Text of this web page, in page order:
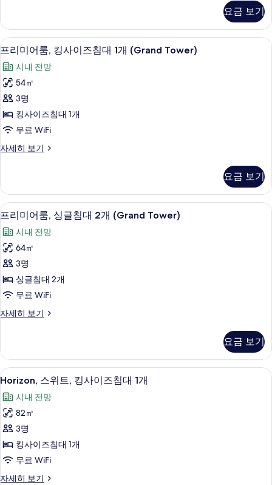
두
보
기
히
보
기
침
대
2
개
(Grand
Tower)
사
진
모
두
기
티
브
룸,
글
침
2
개
(Grand
Tower)
자
기
요금 보기
프
리
미
어
룸,
킹
사
이
침
대
1
개
(Grand
Tower)
사
진
모
두
기
1 개의 침실, 이집트산 면 시트, 고급 침
8
프리미어룸, 킹사이즈침대 1개 (Grand Tower)
시내 전망
54㎡
3명
킹사이즈침대 1개
무료 WiFi
자세히 보기
프
룸,
킹
사
즈
침
개
(Grand
Tower)
자
기
요금 보기
프
리
미
어
룸,
싱
글
침
2
개
(Grand
Tower)
사
진
모
두
보
1 개의 침실, 이집트산 면 시트, 고급 침
8
프리미어룸, 싱글침대 2개 (Grand Tower)
시내 전망
64㎡
3명
싱글침대 2개
무료 WiFi
자세히 보기
프
룸,
싱
글
대
2
(Grand
Tower)
자
세
히
요금 보기
Horizon,
스
위
트,
킹
사
이
1 개의 침실, 이집트산 면 시트, 고급 침
11
Horizon, 스위트, 킹사이즈침대 1개
시내 전망
82㎡
3명
킹사이즈침대 1개
무료 WiFi
자세히 보기
Horizon,